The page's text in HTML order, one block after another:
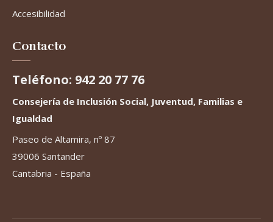
Accesibilidad
Contacto
Teléfono: 942 20 77 76
Consejería de Inclusión Social, Juventud, Familias e
Igualdad
Paseo de Altamira, nº 87
39006 Santander
Cantabria - España